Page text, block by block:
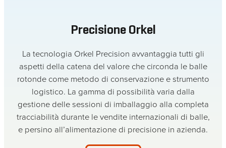
Precisione Orkel
La tecnologia Orkel Precision avvantaggia tutti gli
aspetti della catena del valore che circonda le balle
rotonde come metodo di conservazione e strumento
logistico. La gamma di possibilità varia dalla
gestione delle sessioni di imballaggio alla completa
tracciabilità durante le vendite internazionali di balle,
e persino all’alimentazione di precisione in azienda.